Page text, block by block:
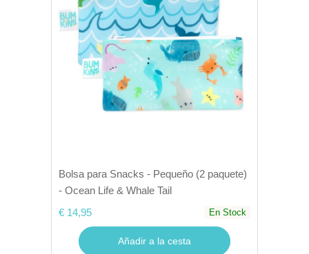
Bolsa para Snacks - Pequeño (2 paquete)
- Ocean Life & Whale Tail
€ 14,95
En Stock
Añadir a la cesta